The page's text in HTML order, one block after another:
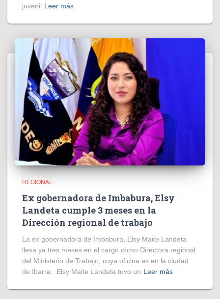
juvenil Leer más
REGIONAL
Ex gobernadora de Imbabura, Elsy
Landeta cumple 3 meses en la
Dirección regional de trabajo
La ex gobernadora de Imbabura, Elsy Maite Landeta
lleva ya tres meses en el cargo como Directora regional
del Ministerio de Trabajo, cuya oficina es en la ciudad
de Ibarra. Elsy Maite Landeta tuvo un Leer más